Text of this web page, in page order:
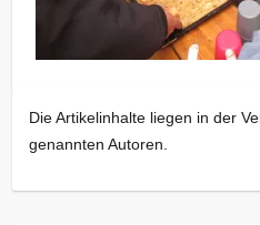
Die Artikelinhalte liegen in der
genannten Autoren.